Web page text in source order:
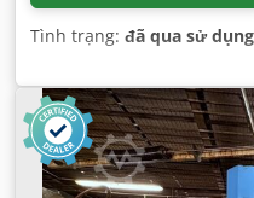
Tình trạng: đã qua sử dụng